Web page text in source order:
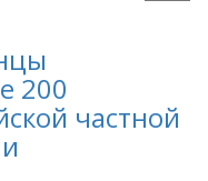
200
частной